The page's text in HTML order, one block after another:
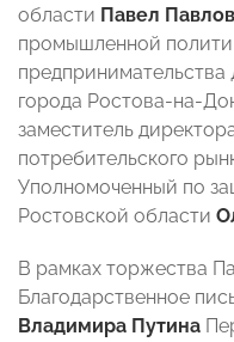
области Павел Павлов
промышленной
города Ростова-на-
заместитель
потребительского
Уполномоченный по
Ростовской области
В рамках торжества
Благодарственное
Владимира Путина